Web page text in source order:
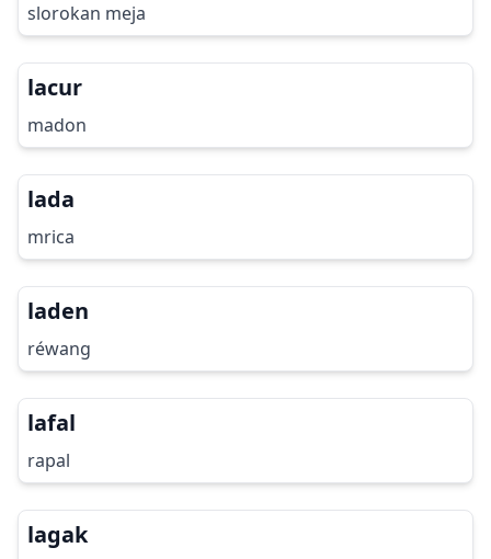
slorokan meja
lacur
madon
lada
mrica
laden
réwang
lafal
rapal
lagak